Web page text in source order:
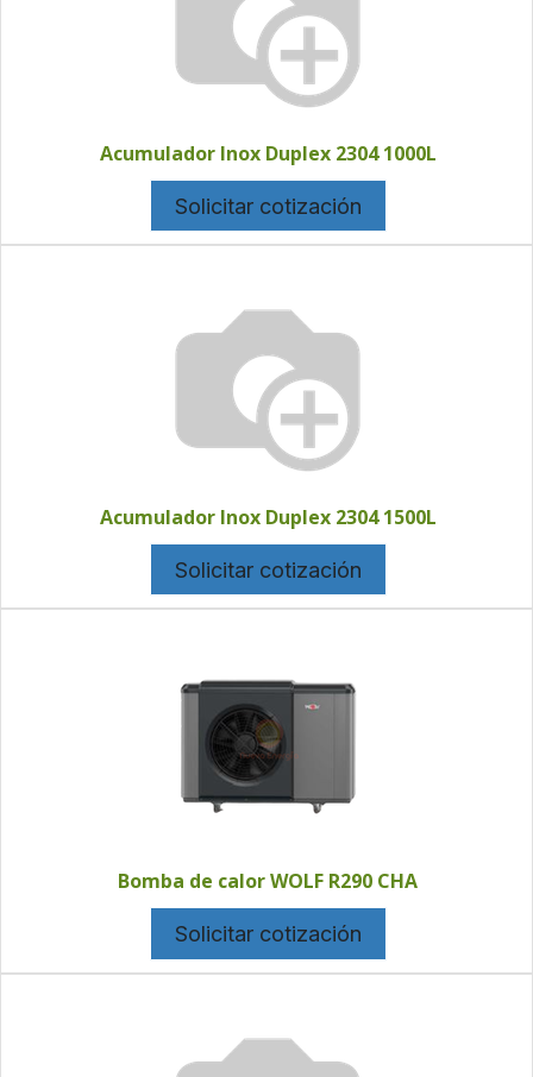
Acumulador Inox Duplex 2304 1000L
Solicitar cotización
Acumulador Inox Duplex 2304 1500L
Solicitar cotización
Bomba de calor WOLF R290 CHA
Solicitar cotización